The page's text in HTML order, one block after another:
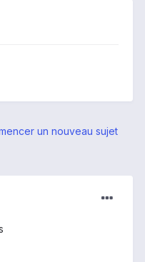
un nouveau sujet